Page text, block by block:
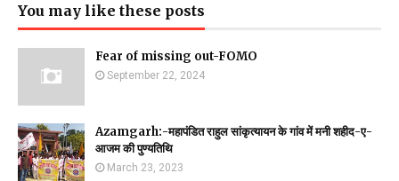
You may like these posts
Fear of missing out-FOMO
September 22, 2024
Azamgarh:-महापंडित राहुल सांकृत्यायन के गांव में मनी शहीद-ए-
आजम की पुण्यतिथि
March 23, 2023